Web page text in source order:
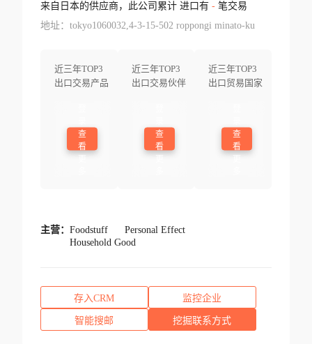
来自日本的供应商，此公司累计 进口有 -笔交易
地址：tokyo1060032,4-3-15-502 roppongi minato-ku
近三年TOP3
出口交易产品
查
看
近三年TOP3
出口交易伙伴
查
看
近三年TOP3
出口贸易国家
查
看
主营： Foodstuff
Personal Effect
Household Good
存入CRM 监控企业
智能搜邮 挖掘联系方式